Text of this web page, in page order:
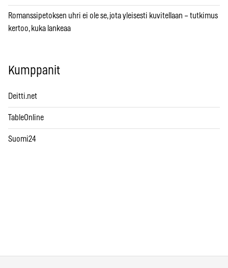
Romanssipetoksen uhri ei ole se, jota yleisesti kuvitellaan – tutkimus
kertoo, kuka lankeaa
Kumppanit
Deitti.net
TableOnline
Suomi24